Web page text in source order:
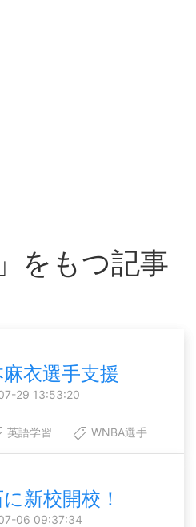
をもつ記事
麻衣選手支援
29 13:53:20
英語学習 WNBA選手
新校開校！
06 09:37:34